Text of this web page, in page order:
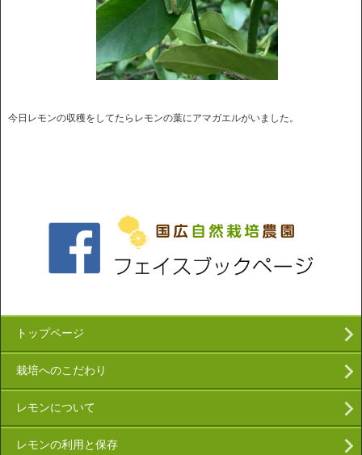
今日レモンの収穫をしてたらレモンの葉にアマガエルがいました。
トップページ
栽培へのこだわり
レモンについて
レモンの利用と保存